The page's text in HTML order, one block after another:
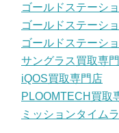
ゴールドステーシ
ゴールドステーシ
ゴールドステーシ
サングラス買取専
iQOS買取専門店
PLOOMTECH買取
ミッションタイム